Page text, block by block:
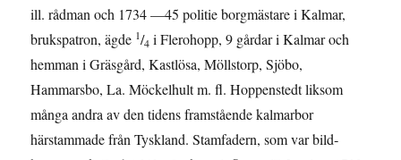
ill. rådman och 1734 —45 politie borgmästare i Kalmar,
brukspatron, ägde 1/4 i Flerohopp, 9 gårdar i Kalmar och
hemman i Gräsgård, Kastlösa, Möllstorp, Sjöbo,
Hammarsbo, La. Möckelhult m. fl. Hoppenstedt liksom
många andra av den tidens fram­stående kalmarbor
härstammade från Tyskland. Stamfadern, som var bild­